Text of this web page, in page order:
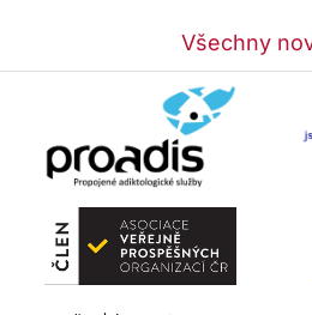
Všechny